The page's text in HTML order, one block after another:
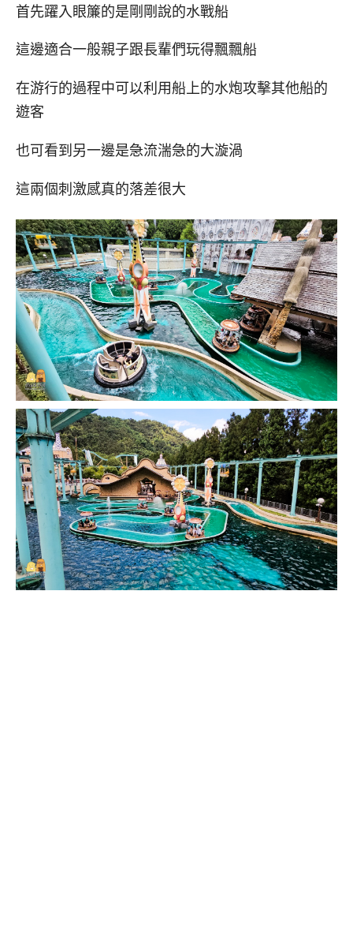
首先躍入眼簾的是剛剛說的水戰船
這邊適合一般親子跟長輩們玩得飄飄船
在游行的過程中可以利用船上的水炮攻擊其他船的
遊客
也可看到另一邊是急流湍急的大漩渦
這兩個刺激感真的落差很大